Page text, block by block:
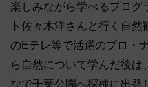
楽しみながら学べるプログ
ト佐々木洋さんと行く自
のEテレ等で活躍のプロ・
ら自然について学んだ後
なで千葉公園へ探検に出発